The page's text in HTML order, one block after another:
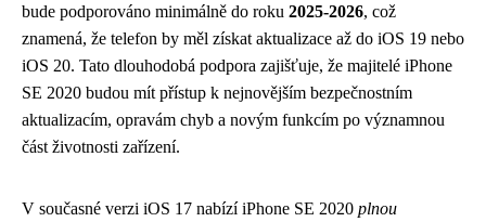
bude podporováno minimálně do roku 2025-2026, což
znamená, že telefon by měl získat aktualizace až do iOS 19 nebo
iOS 20. Tato dlouhodobá podpora zajišťuje, že majitelé iPhone
SE 2020 budou mít přístup k nejnovějším bezpečnostním
aktualizacím, opravám chyb a novým funkcím po významnou
část životnosti zařízení.
V současné verzi iOS 17 nabízí iPhone SE 2020 plnou